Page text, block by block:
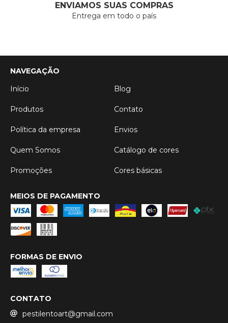
ENVIAMOS SUAS COMPRAS
Entrega em todo o país
NAVEGAÇÃO
Início
Blog
Produtos Contato
Política da empresa Envios
Quem Somos Catálogo de cores
Promoções Cores básicas
MEIOS DE PAGAMENTO
FORMAS DE ENVIO
CONTATO
pestilentoart@gmail.com